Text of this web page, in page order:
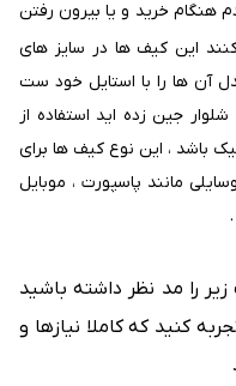
هنگام خرید و یا بیرون رفتن
این کیف ها در سایز های
آن ها را با استایل خود ست
جین زده اید استفاده از
باشد ، این نوع کیف ها برای
مانند پاسپورت ، موبایل
را مد نظر داشته باشید
کنید که کاملا نیازها و